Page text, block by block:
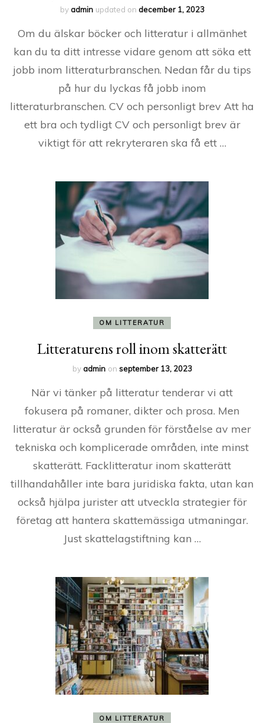
byadmin updated on december 1, 2023
Om du älskar böcker och litteratur i allmänhet
kan du ta ditt intresse vidare genom att söka ett
jobb inom litteraturbranschen. Nedan får du tips
på hur du lyckas få jobb inom
litteraturbranschen. CV och personligt brev Att ha
ett bra och tydligt CV och personligt brev är
viktigt för att rekryteraren ska få ett …
OM LITTERATUR
Litteraturens roll inom skatterätt
byadmin on september 13, 2023
När vi tänker på litteratur tenderar vi att
fokusera på romaner, dikter och prosa. Men
litteratur är också grunden för förståelse av mer
tekniska och komplicerade områden, inte minst
skatterätt. Facklitteratur inom skatterätt
tillhandahåller inte bara juridiska fakta, utan kan
också hjälpa jurister att utveckla strategier för
företag att hantera skattemässiga utmaningar.
Just skattelagstiftning kan …
OM LITTERATUR